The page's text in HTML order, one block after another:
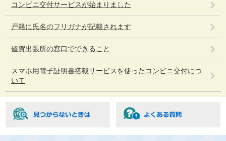
コンビニ交付サービスが始まりました
戸籍に氏名のフリガナが記載されます
値賀出張所の窓口でできること
スマホ用電子証明書搭載サービスを使ったコンビニ交付につ
いて